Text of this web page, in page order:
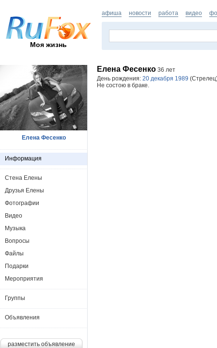
Моя жизнь
афиша новости работа видео
Елена Фесенко 36 лет
День рождения: 20 декабря 1989
Не состою в браке.
Елена Фесенко
Информация
Стена Елены
Друзья Елены
Фотографии
Видео
Музыка
Вопросы
Файлы
Подарки
Мероприятия
Группы
Объявления
разместить объявление